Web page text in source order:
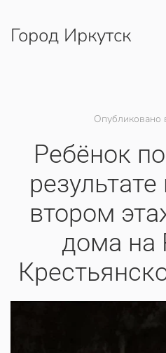
Перейти к содержимому
Город Иркутск
Опубликовано
Ребёнок
втором
дома на